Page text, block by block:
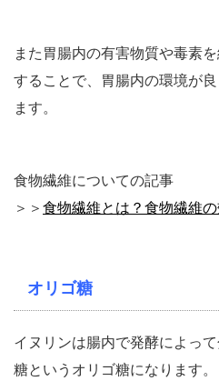
また胃腸内の有害物質や毒素
することで、胃腸内の環境が
ます。
食物繊維についての記事
＞＞ 食物繊維とは？食物繊維の
オリゴ糖
イヌリンは腸内で発酵によっ
糖というオリゴ糖になります。